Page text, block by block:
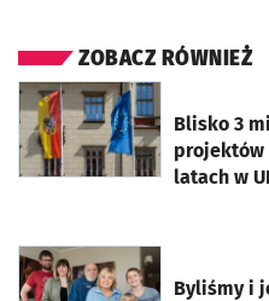
ZOBACZ RÓWNIEŻ
Blisko 3
projektów
latach w
otworzy się w nowej karcie
Byliśmy i
otworzy się w nowej karcie